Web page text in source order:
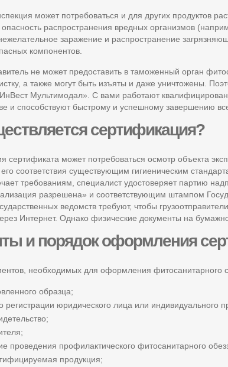
может потребоваться и для других продуктов
распространения вредных организмов
заражение и распространение
компонентов.
не может предоставить в таможенный орган
а также могут быть изъяты и даже уничтожены.
Мультимодал». С вами работают
и способствуют быстрому и успешному завершению
сертификация?
сертификата может потребоваться осмотр объекта
соответствия существующим гигиеническим
требованиям, специалист удостоверяет партию
разрешена» и соответствующим штампом
ведомств требуют, чтобы
Интернет. Однако физические документы на
и порядок оформления
необходимых для оформления фитосанитарного
образца;
регистрации юридического лица или индивидуального
проведения профилактического фитосанитарного
продукция;